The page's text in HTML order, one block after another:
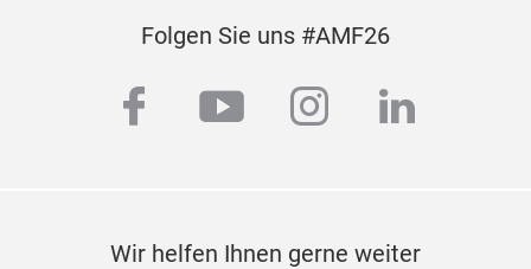
Folgen Sie uns #AMF26
facebook
youtubeinstagram
linkedin
Wir helfen Ihnen gerne weiter